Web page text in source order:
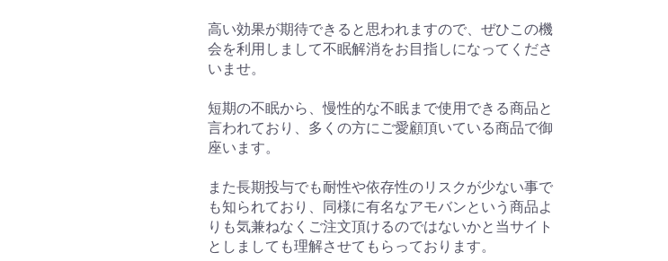
高い効果が期待できると思われますので、ぜひこの機
会を利用しまして不眠解消をお目指しになってくださ
いませ。
短期の不眠から、慢性的な不眠まで使用できる商品と
言われており、多くの方にご愛顧頂いている商品で御
座います。
また長期投与でも耐性や依存性のリスクが少ない事で
も知られており、同様に有名なアモバンという商品よ
りも気兼ねなくご注文頂けるのではないかと当サイト
としましても理解させてもらっております。